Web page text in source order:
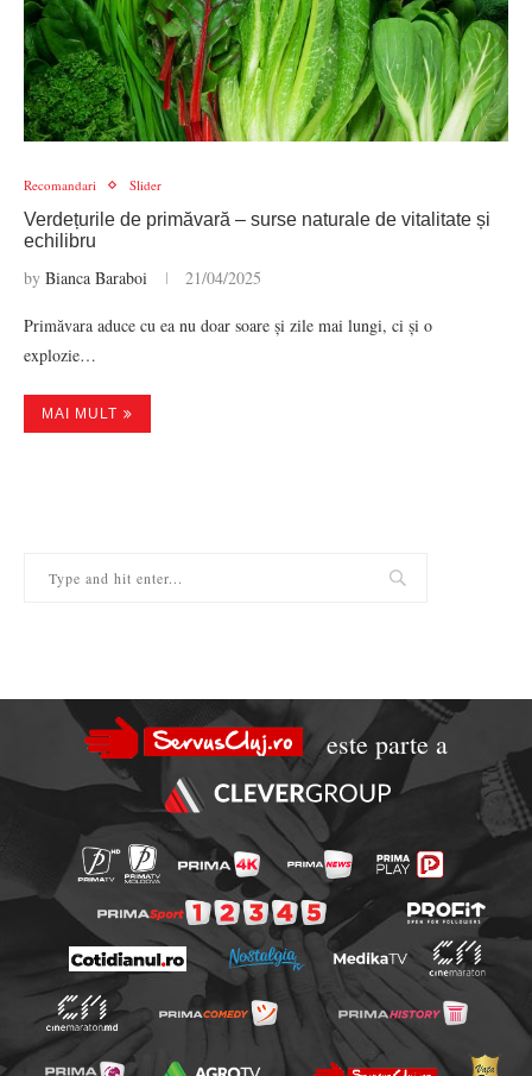
Recomandari Slider
Verdețurile de primăvară – surse naturale de vitalitate și
echilibru
by Bianca Baraboi 21/04/2025
Primăvara aduce cu ea nu doar soare și zile mai lungi, ci și o
explozie…
MAI MULT
este parte a